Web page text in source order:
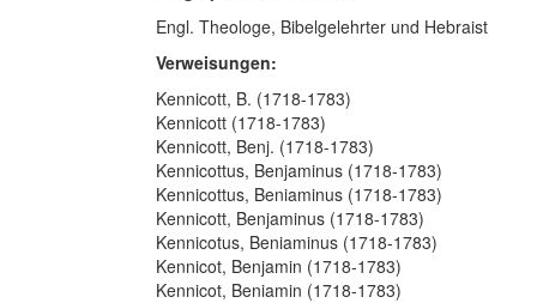
Engl. Theologe, Bibelgelehrter und Hebraist
Verweisungen:
Kennicott, B. (1718-1783)
Kennicott (1718-1783)
Kennicott, Benj. (1718-1783)
Kennicottus, Benjaminus (1718-1783)
Kennicottus, Beniaminus (1718-1783)
Kennicott, Benjaminus (1718-1783)
Kennicotus, Beniaminus (1718-1783)
Kennicot, Benjamin (1718-1783)
Kennicot, Beniamin (1718-1783)